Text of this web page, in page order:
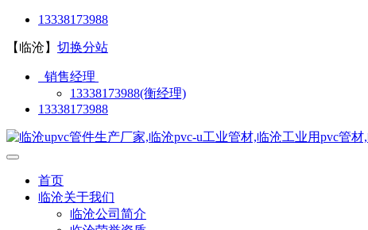
13338173988
【临沧】 切换分站
销售经理
13338173988(衡经理)
13338173988
首页
临沧关于我们
临沧公司简介